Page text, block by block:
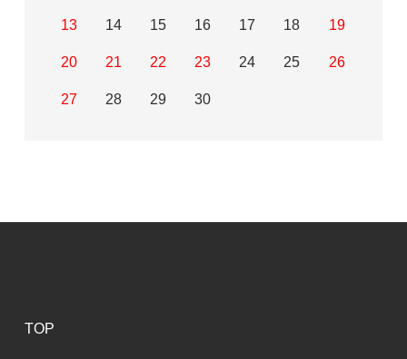
13 14 15 16 17 18 19
20 21 22 23 24 25 26
27 28 29 30
TOP